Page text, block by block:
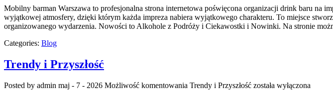
Mobilny barman Warszawa to profesjonalna strona internetowa poświęcona organizacji drink baru na
wyjątkowej atmosfery, dzięki którym każda impreza nabiera wyjątkowego charakteru. To miejsce
organizowanego wydarzenia. Nowości to Alkohole z Podróży i Ciekawostki i Nowinki. Na stronie
Categories: Blog
Trendy i Przyszłość
Posted by admin maj - 7 - 2026 Możliwość komentowania Trendy i Przyszłość została wyłączona